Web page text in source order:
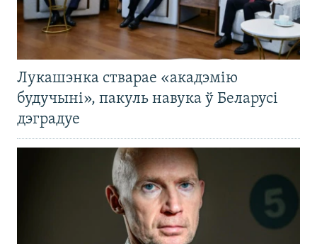
Лукашэнка стварае «акадэмію
будучыні», пакуль навука ў Беларусі
дэградуе